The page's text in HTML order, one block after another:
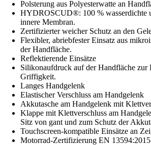
Polsterung aus Polyesterwatte an
HYDROSCUD®: 100 % wasserdichte
innere Membran.
Zertifizierter weicher Schutz an den
Flexibler, abriebfester Einsatz aus
der Handfläche.
Reflektierende Einsätze
Silikonaufdruck auf der Handfläche zur
Griffigkeit.
Langes Handgelenk
Elastischer Verschluss am Handgelenk
Akkutasche am Handgelenk mit
Klappe mit Klettverschluss am
Sitz von gant und zum Schutz der
Touchscreen-kompatible Einsätze an
Motorrad-Zertifizierung EN